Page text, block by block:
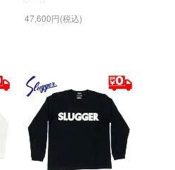
47,600円(税込)